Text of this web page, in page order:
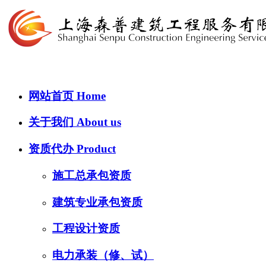
网站首页 Home
关于我们 About us
资质代办Product
施工总承包资质
建筑专业承包资质
工程设计资质
电力承装（修、试）